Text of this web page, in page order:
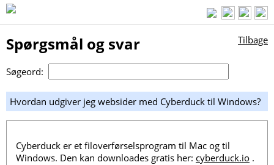
Spørgsmål og svar Tilbage
Søgeord:
Hvordan udgiver jeg websider med Cyberduck til Windows?
Cyberduck er et filoverførselsprogram til Mac og til
Windows. Den kan downloades gratis her: cyberduck.io .